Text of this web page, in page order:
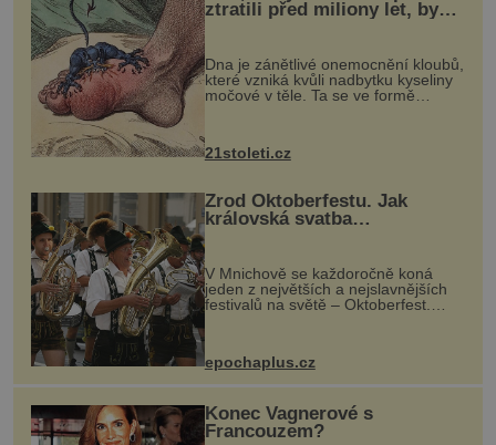
ztratili před miliony let, by
mohl pomoci s léčbou
„nemoci králů“
Dna je zánětlivé onemocnění kloubů,
které vzniká kvůli nadbytku kyseliny
močové v těle. Ta se ve formě
nohou, a způsobuje bole...
21stoleti.cz
Zrod Oktoberfestu. Jak
královská svatba
odstartovala největší pivní
festival světa
V Mnichově se každoročně koná
jeden z největších a nejslavnějších
festivalů na světě – Oktoberfest.
návštěvníků, kteří si vychutnávají
kultur...
epochaplus.cz
Konec Vagnerové s
Francouzem?